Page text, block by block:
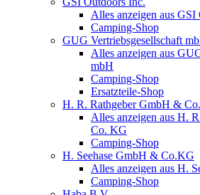
Alles anzeigen aus GSI
Camping-Shop
GUG Vertriebsgesellschaft
Alles anzeigen aus
mbH
Camping-Shop
Ersatzteile-Shop
H. R. Rathgeber GmbH &
Alles anzeigen aus H.
Co. KG
Camping-Shop
H. Seehase GmbH & Co.KG
Alles anzeigen aus H.
Camping-Shop